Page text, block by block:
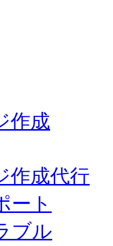
作成
作成代行
ート
ブル